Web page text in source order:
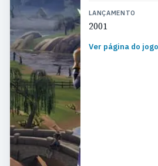
LANÇAMENTO
2001
Ver página do jogo